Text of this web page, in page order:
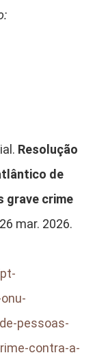
Resolução
de
grave crime
mar. 2026.
pessoas-
contra-a-